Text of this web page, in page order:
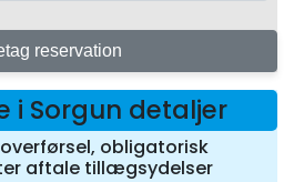
reservation
i Sorgun detaljer
obligatorisk
aftale tillægsydelser